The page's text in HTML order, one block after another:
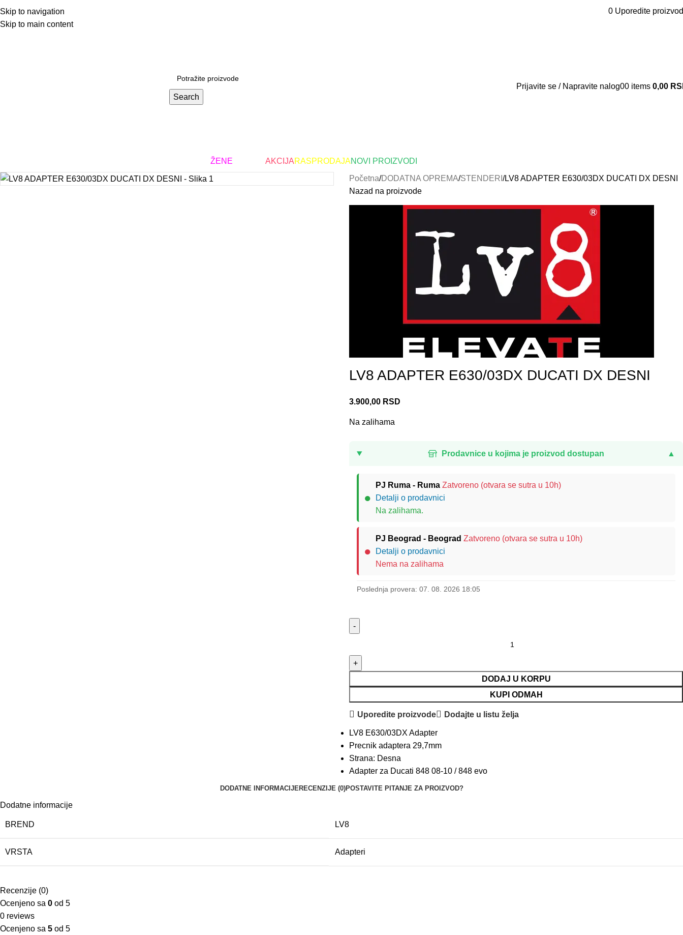
Skip to navigation
Skip to main content
0 Uporedite
Search
Prijavite se / Napravite nalog00 items 0,00
ŽENE AKCIJARASPRODAJANOVI PROIZVODI
Početna DODATNA OPREMA STENDERI LV8 ADAPTER E630/03DX DUCATI DX DESNI
Nazad na proizvode
LV8 ADAPTER E630/03DX DUCATI DX DESNI
3.900,00 RSD
Na zalihama
Prodavnice u kojima je proizvod dostupan ▲
●
PJ Ruma - Ruma Zatvoreno (otvara se sutra u 10h)
Detalji o prodavnici
Na zalihama.
●
PJ Beograd - Beograd Zatvoreno (otvara se sutra u 10h)
Detalji o prodavnici
Nema na zalihama
Poslednja provera: 07. 08. 2026 18:05
DODAJ U KORPU
KUPI ODMAH
Uporedite proizvode Dodajte u listu želja
LV8 E630/03DX Adapter
Precnik adaptera 29,7mm
Strana: Desna
Adapter za Ducati 848 08-10 / 848 evo
DODATNE INFORMACIJERECENZIJE (0)POSTAVITE PITANJE ZA PROIZVOD?
Dodatne informacije
BREND LV8
VRSTA Adapteri
Recenzije (0)
Ocenjeno sa 0 od 5
0 reviews
Ocenjeno sa 5 od 5